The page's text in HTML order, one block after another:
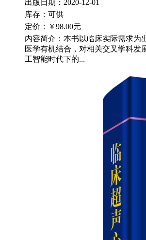
出版日期：2020-12-01
库存：可供
定价：
￥98.00元
内容简介：本书以临床实际需求为
医学有机结合，对相关交叉学科发
工智能时代下的...